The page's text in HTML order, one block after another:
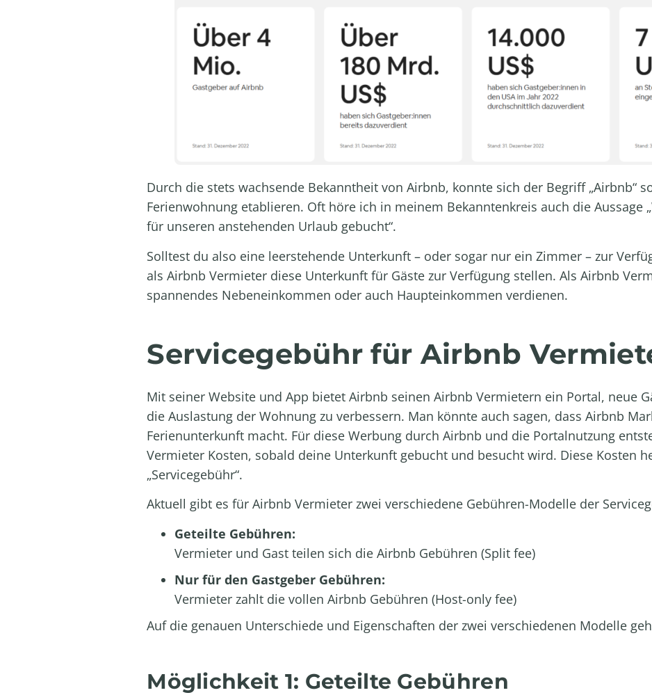
Durch die stets wachsende Bekanntheit von Airbnb, konnte sich der Begriff „Airbnb“
Ferienwohnung etablieren. Oft höre ich in meinem Bekanntenkreis auch die Aussage
für unseren anstehenden Urlaub gebucht“.
Solltest du also eine leerstehende Unterkunft – oder sogar nur ein Zimmer – zur
als Airbnb Vermieter diese Unterkunft für Gäste zur Verfügung stellen. Als Airbnb
spannendes Nebeneinkommen oder auch Haupteinkommen verdienen.
Servicegebühr für Airbnb
Mit seiner Website und App bietet Airbnb seinen Airbnb Vermietern ein Portal, neue
die Auslastung der Wohnung zu verbessern. Man könnte auch sagen, dass Airbnb
Ferienunterkunft macht. Für diese Werbung durch Airbnb und die Portalnutzung
Vermieter Kosten, sobald deine Unterkunft gebucht und besucht wird. Diese Kosten
„Servicegebühr“.
Aktuell gibt es für Airbnb Vermieter zwei verschiedene Gebühren-Modelle der
Geteilte Gebühren:
Vermieter und Gast teilen sich die Airbnb Gebühren (Split fee)
Nur für den Gastgeber Gebühren:
Vermieter zahlt die vollen Airbnb Gebühren (Host-only fee)
Auf die genauen Unterschiede und Eigenschaften der zwei verschiedenen Modelle
Möglichkeit 1: Geteilte Gebühren